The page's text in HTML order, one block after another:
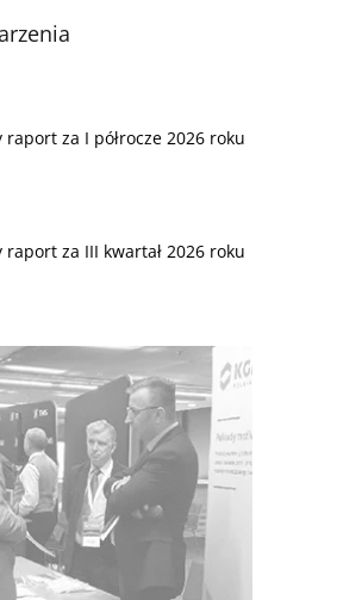
za I półrocze 2026 roku
za III kwartał 2026 roku